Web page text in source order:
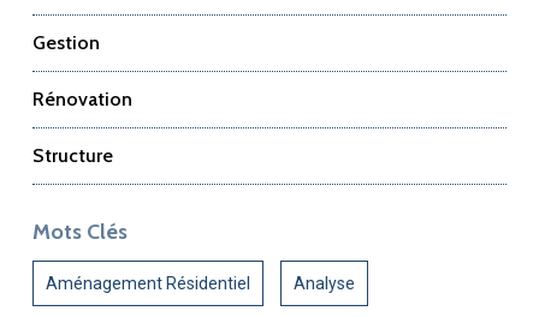
Gestion
Rénovation
Structure
Mots Clés
Aménagement Résidentiel Analyse